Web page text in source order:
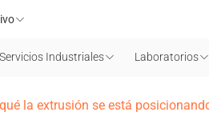
Servicios Industriales Laboratorios
la extrusión se está